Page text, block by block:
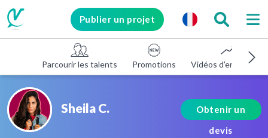
Publier un projet
Parcourir les talents Promotions Vidéos d'entreprise
Sheila C.
Obtenir un
devis